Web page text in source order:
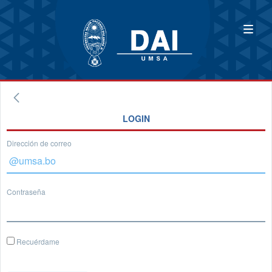
LOGIN
Dirección de correo
Contraseña
Recuérdame